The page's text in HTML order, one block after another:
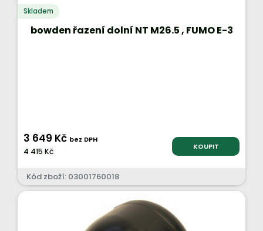
Skladem
bowden řazení dolní NT M26.5 , FUMO E-3
3 649 Kč bez DPH
4 415 Kč KOUPIT
Kód zboží: 03001760018